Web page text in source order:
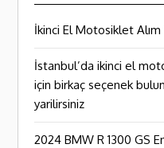
İkinci El Motosiklet Alım
İstanbul’da ikinci el
için birkaç seçenek
yarilirsiniz
2024 BMW R 1300 GS